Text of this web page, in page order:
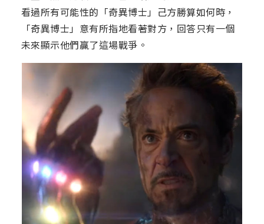
看過所有可能性的「奇異博士」己方勝算如何時，
「奇異博士」意有所指地看著對方，回答只有一個
未來顯示他們贏了這場戰爭。